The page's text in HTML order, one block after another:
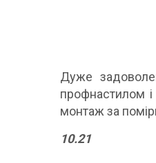
Дуже
профнастилом і
монтаж за
10.21